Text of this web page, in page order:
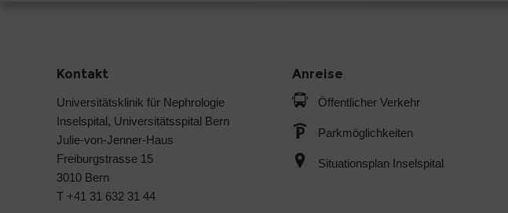
Kontakt
Universitätsklinik für Nephrologie
Inselspital, Universitätsspital Bern
Julie-von-Jenner-Haus
Freiburgstrasse 15
3010 Bern
T +41 31 632 31 44
Anreise
Öffentlicher Verkehr
Parkmöglichkeiten
Situationsplan Inselspital